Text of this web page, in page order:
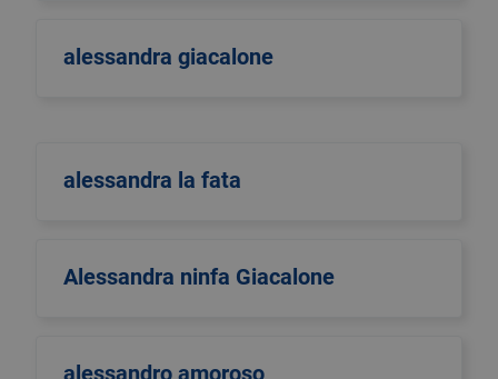
alessandra giacalone
alessandra la fata
Alessandra ninfa Giacalone
alessandro amoroso